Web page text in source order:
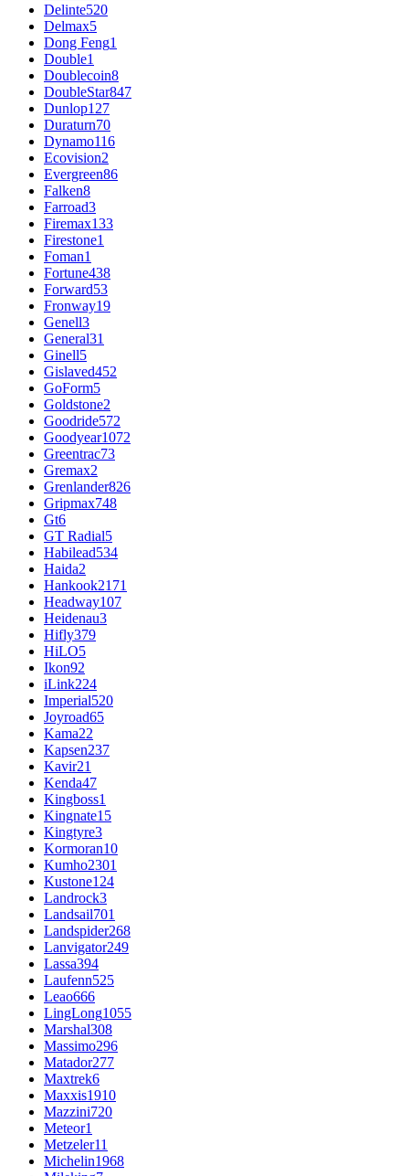
Delinte520
Delmax5
Dong Feng1
Double1
Doublecoin8
DoubleStar847
Dunlop127
Duraturn70
Dynamo116
Ecovision2
Evergreen86
Falken8
Farroad3
Firemax133
Firestone1
Foman1
Fortune438
Forward53
Fronway19
Genell3
General31
Ginell5
Gislaved452
GoForm5
Goldstone2
Goodride572
Goodyear1072
Greentrac73
Gremax2
Grenlander826
Gripmax748
Gt6
GT Radial5
Habilead534
Haida2
Hankook2171
Headway107
Heidenau3
Hifly379
HiLO5
Ikon92
iLink224
Imperial520
Joyroad65
Kama22
Kapsen237
Kavir21
Kenda47
Kingboss1
Kingnate15
Kingtyre3
Kormoran10
Kumho2301
Kustone124
Landrock3
Landsail701
Landspider268
Lanvigator249
Lassa394
Laufenn525
Leao666
LingLong1055
Marshal308
Massimo296
Matador277
Maxtrek6
Maxxis1910
Mazzini720
Meteor1
Metzeler11
Michelin1968